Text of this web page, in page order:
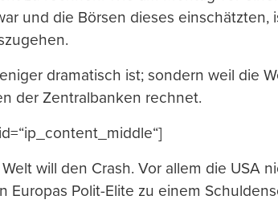
und die Börsen dieses einschätzten,
dramatisch ist; sondern weil die
der Zentralbanken rechnet.
will den Crash. Vor allem die USA
Europas Polit-Elite zu einem